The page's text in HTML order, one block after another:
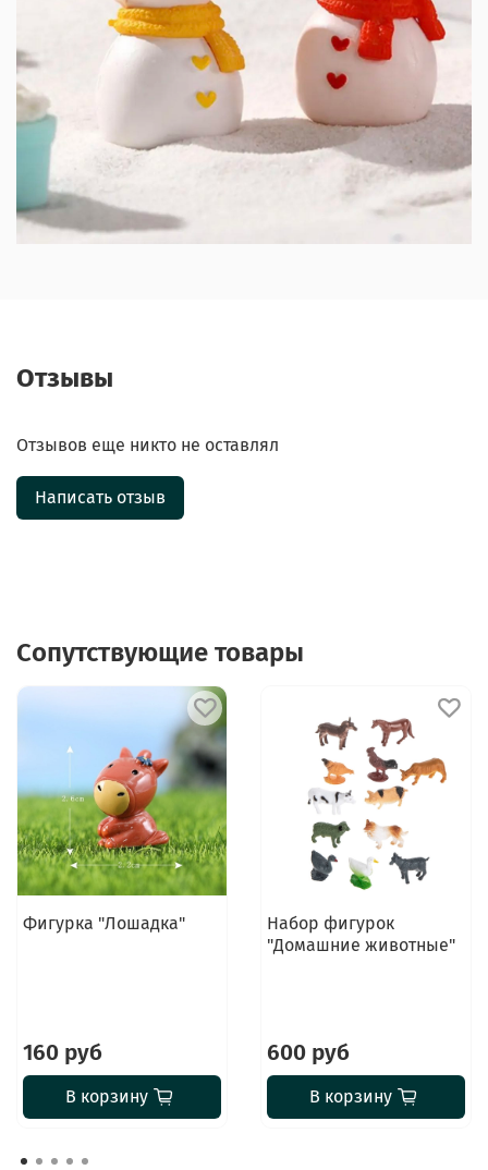
Отзывы
Отзывов еще никто не оставлял
Написать отзыв
Сопутствующие товары
Фигурка "Лошадка"
160 руб
В корзину
Набор фигурок
"Домашние животные"
600 руб
В корзину